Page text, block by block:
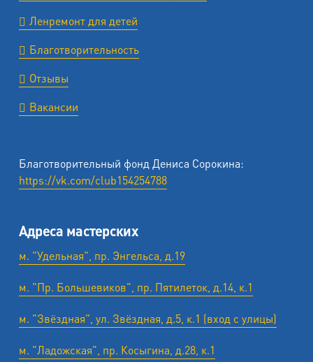
Ленремонт для детей
Благотворительность
Отзывы
Вакансии
Благотворительный фонд Дениса Сорокина:
https://vk.com/club154254788
Адреса мастерских
м. "Удельная", пр. Энгельса, д.19
м. "Пр. Большевиков", пр. Пятилеток, д.14, к.1
м. "Звёздная", ул. Звёздная, д.5, к.1 (вход с улицы)
м. "Ладожская", пр. Косыгина, д.28, к.1